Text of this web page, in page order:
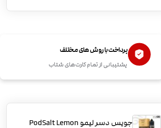
پرداخت با روش های مختلف
پشتیبانی از تمام کارت‌های شتاب
جویس دسر لیمو PodSalt Lemon